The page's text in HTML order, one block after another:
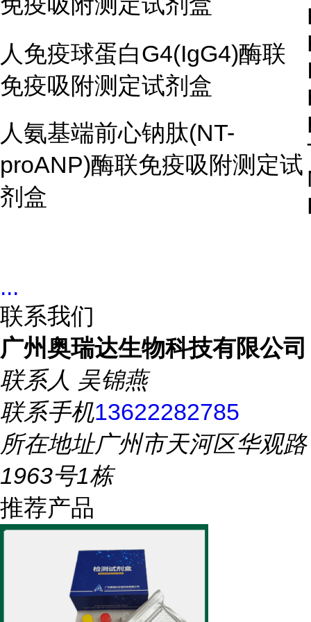
人免疫球蛋白G4(IgG4)酶联
免疫吸附测定试剂盒
人氨基端前心钠肽(NT-
proANP)酶联免疫吸附测定试
剂盒
...
联系我们
广州奥瑞达生物科技有限公司
联系人 吴锦燕
联系手机13622282785
所在地址广州市天河区华观路
1963号1栋
推荐产品